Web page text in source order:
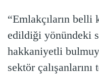
“Emlakçıların
edildiği yönündeki
hakkaniyetli
sektör